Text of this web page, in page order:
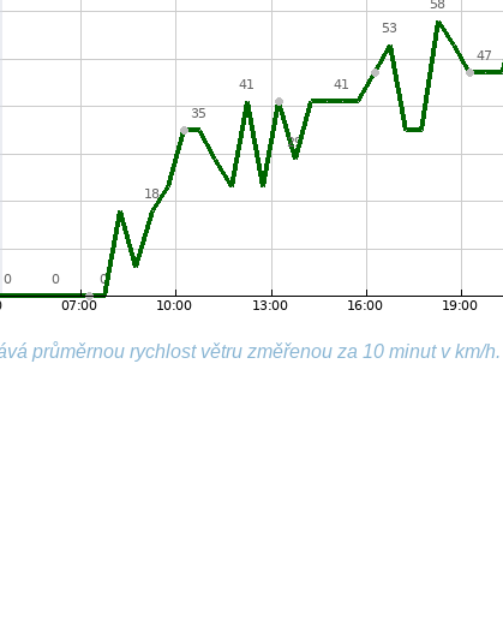
průměrnou rychlost větru změřenou za 10 minut v km/h.